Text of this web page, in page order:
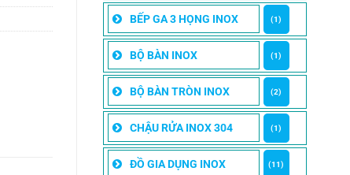
BẾP GA 3 HỌNG INOX (1)
BỘ BÀN INOX (1)
BỘ BÀN TRÒN INOX (2)
CHẬU RỬA INOX 304 (1)
ĐỒ GIA DỤNG INOX (11)